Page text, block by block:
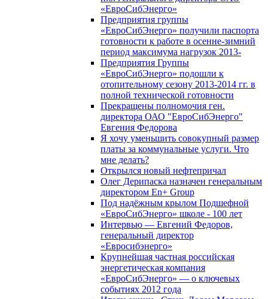
«ЕвроСибЭнерго»
Предприятия группы
«ЕвроСибЭнерго» получили паспорта
готовности к работе в осенне-зимний
период максимума нагрузок 2013-
Предприятия Группы
«ЕвроСибЭнерго» подошли к
отопительному сезону 2013-2014 гг. в
полной технической готовности
Прекращены полномочия ген.
директора ОАО "ЕвроСибЭнерго"
Евгения Федорова
Я хочу уменьшить совокупный размер
платы за коммунальные услуги. Что
мне делать?
Открылся новый нефтепричал
Олег Дерипаска назначен генеральным
директором En+ Group
Под надёжным крылом Подшефной
«ЕвроСибЭнерго» школе - 100 лет
Интервью — Евгений Федоров,
генеральный директор
«Евросибэнерго»
Крупнейшая частная российская
энергетическая компания
«ЕвроСибЭнерго» — о ключевых
событиях 2012 года